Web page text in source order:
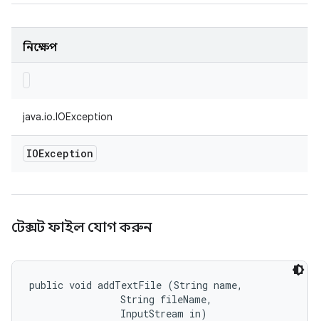
নিক্ষেপ
java.io.IOException
IOException
টেক্সট ফাইল যোগ করুন
public void addTextFile (String name,
                String fileName,
                InputStream in)